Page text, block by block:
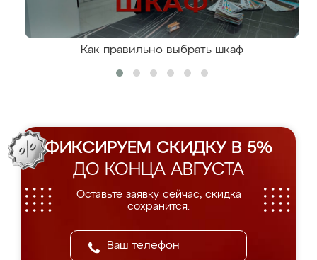
Как правильно выбрать шкаф
ФИКСИРУЕМ СКИДКУ В 5%
ДО КОНЦА АВГУСТА
Оставьте заявку сейчас, скидка
сохранится.